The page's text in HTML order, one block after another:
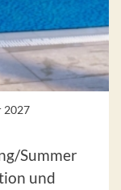
2027
Summer
und